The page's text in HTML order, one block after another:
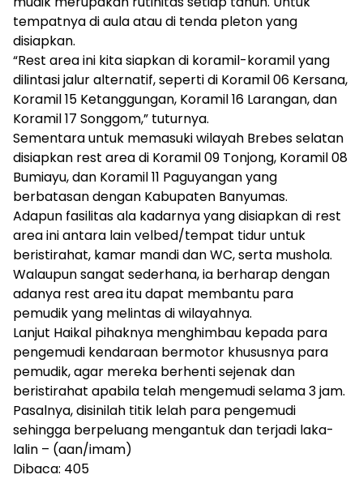
tempatnya di aula atau di tenda pleton yang
disiapkan.
“Rest area ini kita siapkan di koramil-koramil yang
dilintasi jalur alternatif, seperti di Koramil 06 Kersana,
Koramil 15 Ketanggungan, Koramil 16 Larangan, dan
Koramil 17 Songgom,” tuturnya.
Sementara untuk memasuki wilayah Brebes selatan
disiapkan rest area di Koramil 09 Tonjong, Koramil 08
Bumiayu, dan Koramil 11 Paguyangan yang
berbatasan dengan Kabupaten Banyumas.
Adapun fasilitas ala kadarnya yang disiapkan di rest
area ini antara lain velbed/tempat tidur untuk
beristirahat, kamar mandi dan WC, serta mushola.
Walaupun sangat sederhana, ia berharap dengan
adanya rest area itu dapat membantu para
pemudik yang melintas di wilayahnya.
Lanjut Haikal pihaknya menghimbau kepada para
pengemudi kendaraan bermotor khususnya para
pemudik, agar mereka berhenti sejenak dan
beristirahat apabila telah mengemudi selama 3 jam.
Pasalnya, disinilah titik lelah para pengemudi
sehingga berpeluang mengantuk dan terjadi laka-
lalin – (aan/imam)
Dibaca: 405